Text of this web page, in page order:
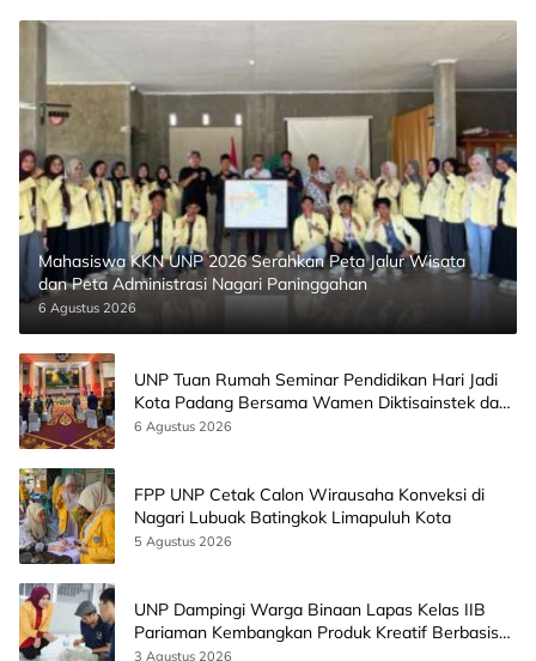
Mahasiswa KKN UNP 2026 Serahkan Peta Jalur Wisata
dan Peta Administrasi Nagari Paninggahan
6 Agustus 2026
UNP Tuan Rumah Seminar Pendidikan Hari Jadi
Kota Padang Bersama Wamen Diktisainstek dan
CEO EMGS Malaysia
6 Agustus 2026
FPP UNP Cetak Calon Wirausaha Konveksi di
Nagari Lubuak Batingkok Limapuluh Kota
5 Agustus 2026
UNP Dampingi Warga Binaan Lapas Kelas IIB
Pariaman Kembangkan Produk Kreatif Berbasis
AI
3 Agustus 2026